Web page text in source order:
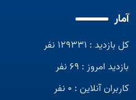
آمار
کل بازدید : 129331 نفر
بازدید امروز : 69 نفر
کاربران آنلاین : 0 نفر